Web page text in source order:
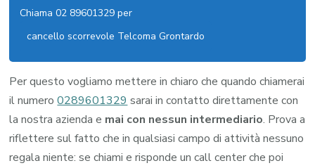
Chiama 02 89601329 per
cancello scorrevole Telcoma Grontardo
Per questo vogliamo mettere in chiaro che quando chiamerai
il numero0289601329sarai in contatto direttamente con
la nostra azienda e mai con nessun intermediario. Prova a
riflettere sul fatto che in qualsiasi campo di attività nessuno
regala niente: se chiami e risponde un call center che poi